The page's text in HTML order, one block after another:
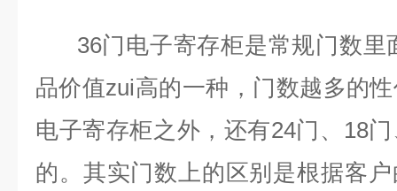
36门电子寄存柜是常规门数里
品价值zui高的一种，门数越多的
电子寄存柜之外，还有24门、 18
的。其实门数上的区别是根据客